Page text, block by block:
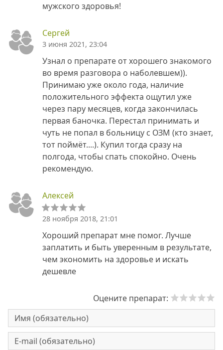
мужского здоровья!
Сергей
3 июня 2021, 23:04
Узнал о препарате от хорошего знакомого
во время разговора о наболевшем)).
Принимаю уже около года, наличие
положительного эффекта ощутил уже
через пару месяцев, когда закончилась
первая баночка. Перестал принимать и
чуть не попал в больницу с ОЗМ (кто знает,
тот поймёт....). Купил тогда сразу на
полгода, чтобы спать спокойно. Очень
рекомендую.
Алексей
28 ноября 2018, 21:01
Хороший препарат мне помог. Лучше
заплатить и быть уверенным в результате,
чем экономить на здоровье и искать
дешевле
Оцените препарат: